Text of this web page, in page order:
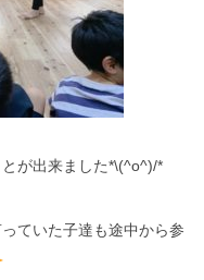
が出来ました*\(^o^)/*
ていた子達も途中から参